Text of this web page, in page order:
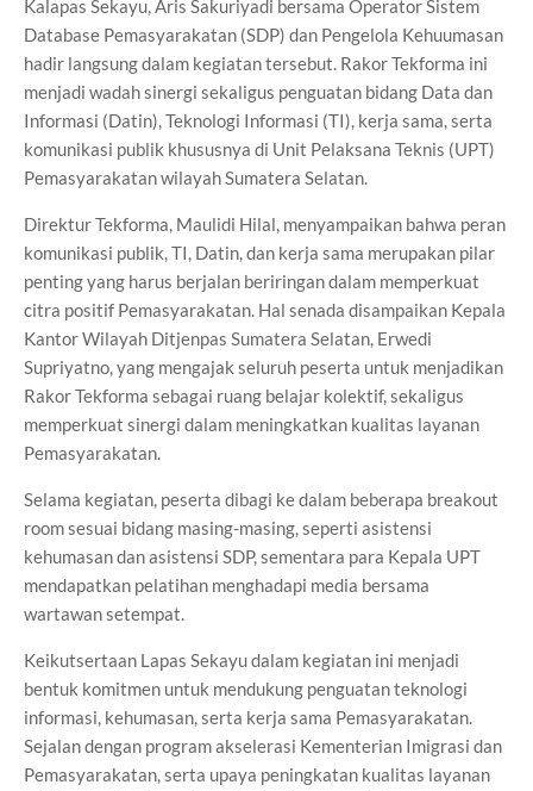
Kalapas Sekayu, Aris Sakuriyadi bersama Operator Sistem
Database Pemasyarakatan (SDP) dan Pengelola Kehuumasan
hadir langsung dalam kegiatan tersebut. Rakor Tekforma ini
menjadi wadah sinergi sekaligus penguatan bidang Data dan
Informasi (Datin), Teknologi Informasi (TI), kerja sama, serta
komunikasi publik khususnya di Unit Pelaksana Teknis (UPT)
Pemasyarakatan wilayah Sumatera Selatan.
Direktur Tekforma, Maulidi Hilal, menyampaikan bahwa peran
komunikasi publik, TI, Datin, dan kerja sama merupakan pilar
penting yang harus berjalan beriringan dalam memperkuat
citra positif Pemasyarakatan. Hal senada disampaikan Kepala
Kantor Wilayah Ditjenpas Sumatera Selatan, Erwedi
Supriyatno, yang mengajak seluruh peserta untuk menjadikan
Rakor Tekforma sebagai ruang belajar kolektif, sekaligus
memperkuat sinergi dalam meningkatkan kualitas layanan
Pemasyarakatan.
Selama kegiatan, peserta dibagi ke dalam beberapa breakout
room sesuai bidang masing-masing, seperti asistensi
kehumasan dan asistensi SDP, sementara para Kepala UPT
mendapatkan pelatihan menghadapi media bersama
wartawan setempat.
Keikutsertaan Lapas Sekayu dalam kegiatan ini menjadi
bentuk komitmen untuk mendukung penguatan teknologi
informasi, kehumasan, serta kerja sama Pemasyarakatan.
Sejalan dengan program akselerasi Kementerian Imigrasi dan
Pemasyarakatan, serta upaya peningkatan kualitas layanan